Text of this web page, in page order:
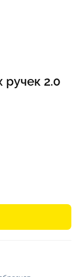
ручек 2.0